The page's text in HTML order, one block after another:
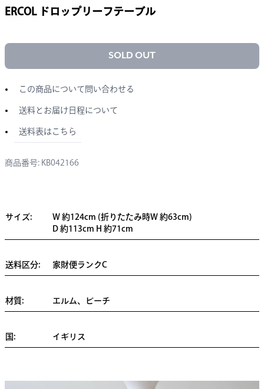
ERCOL ドロップリーフテーブル
SOLD OUT
この商品について問い合わせる
送料とお届け日程について
送料表はこちら
商品番号: KB042166
サイズ:
W 約124cm (折りたたみ時W 約63cm)
D 約113cm H 約71cm
送料区分: 家財便ランクC
材質: エルム、ビーチ
国: イギリス